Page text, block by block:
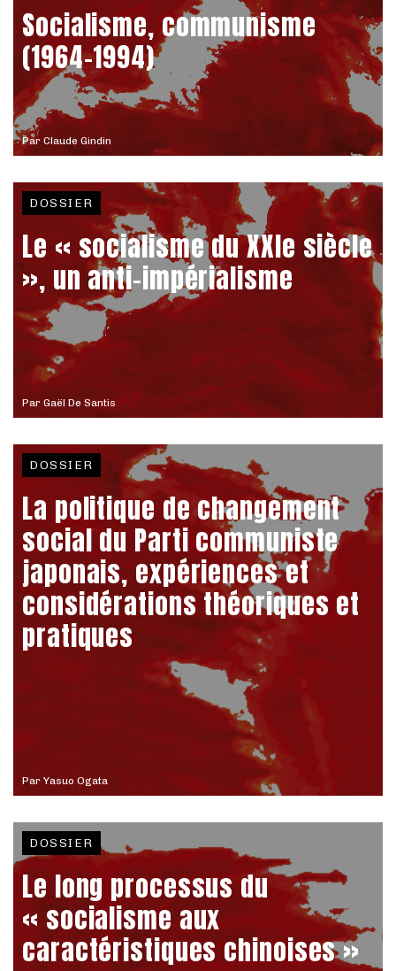
Par Claude Gindin
Socialisme, communisme
(1964-1994)
Par Gaël De Santis
DOSSIER
Le « socialisme du XXIe siècle
», un anti-impérialisme
Par Yasuo Ogata
DOSSIER
La politique de changement
social du Parti communiste
japonais, expériences et
considérations théoriques et
pratiques
DOSSIER
Le long processus du
« socialisme aux
caractéristiques chinoises »